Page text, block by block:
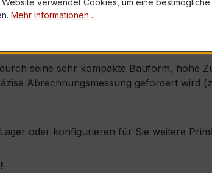
× Tiefe 45 mm
inkl. Isolierschutzkappe
seine sehr kompakte Bauform, hohe
Abrechnungsmessung gefordert wird
oder konfigurieren für Sie weitere
Website verwendet Cookies, um eine
Mehr Informationen ...